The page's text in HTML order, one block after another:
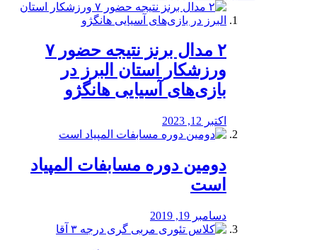
۲ مدال برنز نتیجه حضور ۷
ورزشکار استان البرز در
بازی‌های آسیایی هانگژو
اکتبر 12, 2023
دومین دوره مسابفات المپیاد
است
دسامبر 19, 2019